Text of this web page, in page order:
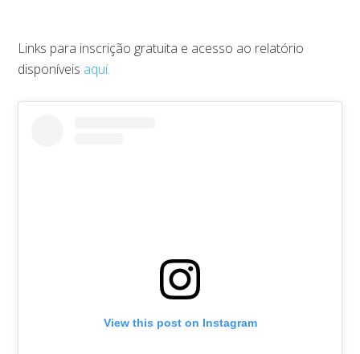
Links para inscrição gratuita e acesso ao relatório
disponíveis aquí.
View this post on Instagram